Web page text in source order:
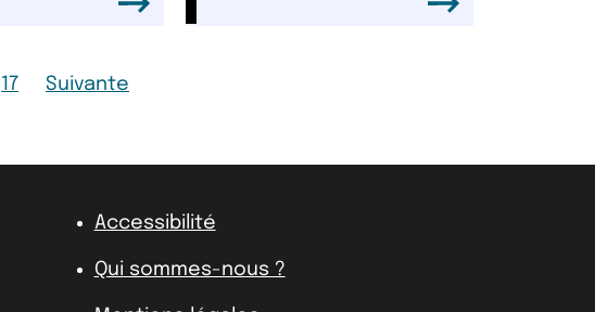
Page
17 Page
Suivante
Accessibilité
Qui sommes-nous ?